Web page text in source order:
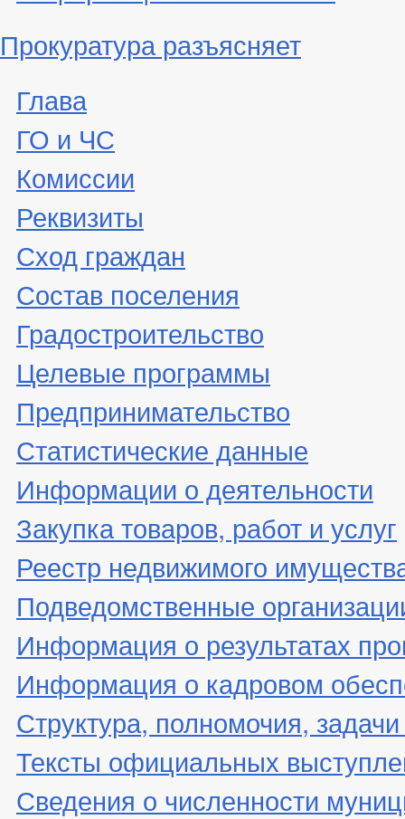
Прокуратура разъясняет
Глава
ГО и ЧС
Комиссии
Реквизиты
Сход граждан
Состав поселения
Градостроительство
Целевые программы
Предпринимательство
Статистические данные
Информации о деятельности
Закупка товаров, работ и услуг
Реестр недвижимого
Подведомственные
Информация о результатах
Информация о кадровом
Структура, полномочия,
Тексты официальных
Сведения о численности